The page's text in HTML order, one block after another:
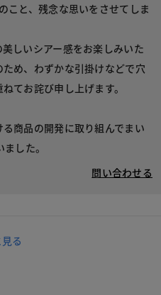
こと、残念な思いをさせてしま
しいシアー感をお楽しみいた
め、わずかな引掛けなどで穴
てお詫び申し上げます。
商品の開発に取り組んでまい
した。
問い合わせる
る